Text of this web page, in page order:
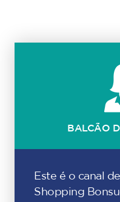
BALCÃO
Este é o canal
Shopping